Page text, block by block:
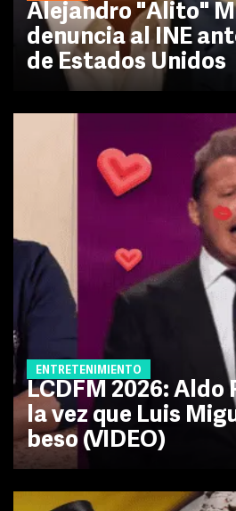
Alejandro "Alito"
denuncia al INE
de Estados Unidos
ENTRETENIMIENTO
LCDFM 2026: Aldo
la vez que Luis
beso (VIDEO)